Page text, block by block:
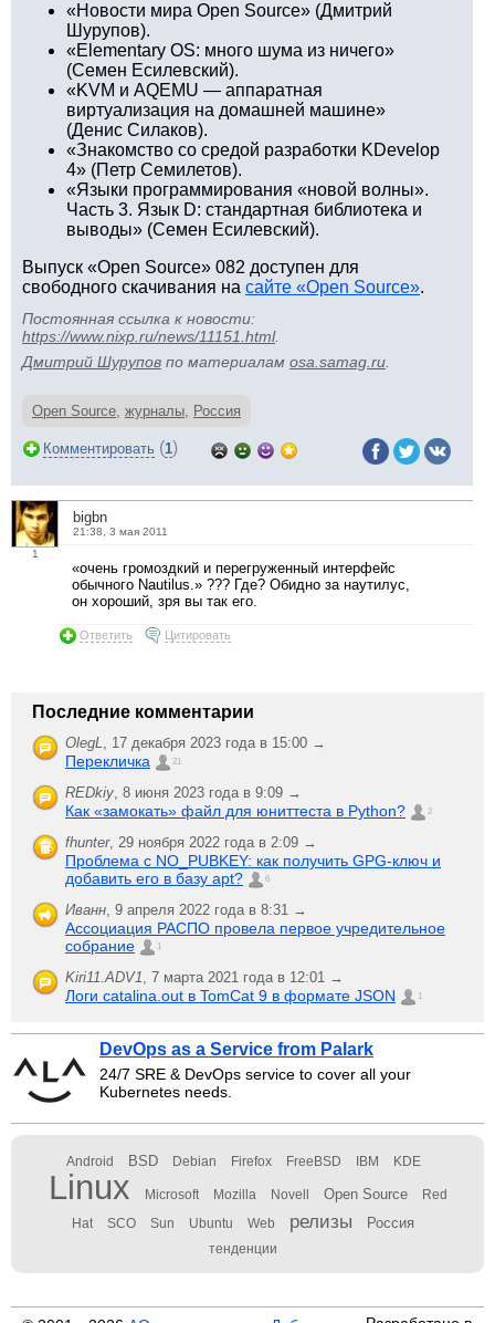
«Новости мира Open Source» (Дмитрий
Шурупов).
«Elementary OS: много шума из ничего»
(Семен Есилевский).
«KVM и AQEMU — аппаратная
виртуализация на домашней машине»
(Денис Силаков).
«Знакомство со средой разработки KDevelop
4» (Петр Семилетов).
«Языки программирования «новой волны».
Часть 3. Язык D: стандартная библиотека и
выводы» (Семен Есилевский).
Выпуск «Open Source» 082 доступен для
свободного скачивания на сайте «Open Source».
Постоянная ссылка к новости:
https://www.nixp.ru/news/11151.html.
Дмитрий Шурупов по материалам osa.samag.ru
Open Source, журналы, Россия
Комментировать (1)
1
bigbn
21:38, 3 мая 2011
«очень громоздкий и перегруженный интерфейс
обычного Nautilus.» ??? Где? Обидно за наутилус,
он хороший, зря вы так его.
Ответить Цитировать
Последние комментарии
OlegL 17 декабря 2023 года в 15:00 →
Перекличка 21
REDkiy 8 июня 2023 года в 9:09 →
Как «замокать» файл для юниттеста в Python? 2
fhunter, 29 ноября 2022 года в 2:09 →
Проблема с NO_PUBKEY: как получить GPG-ключ и
добавить его в базу apt?
6
Иванн 9 апреля 2022 года в 8:31 →
Ассоциация РАСПО провела первое учредительное
собрание
1
Kiri11.ADV1 7 марта 2021 года в 12:01 →
Логи catalina.out в TomCat 9 в формате JSON 1
DevOps as a Service from Palark
24/7 SRE & DevOps service to cover all your
Kubernetes needs.
Android BSD Debian Firefox FreeBSD IBM KDE
Linux Microsoft Mozilla Novell Open Source Red
Hat SCO Sun Ubuntu Web релизы Россия
тенденции